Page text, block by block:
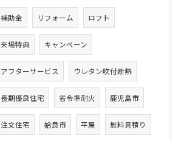
補助金 リフォーム ロフト
来場特典 キャンペーン
アフターサービス ウレタン吹付断熱
長期優良住宅 省令準耐火 鹿児島市
注文住宅 姶良市 平屋 無料見積り